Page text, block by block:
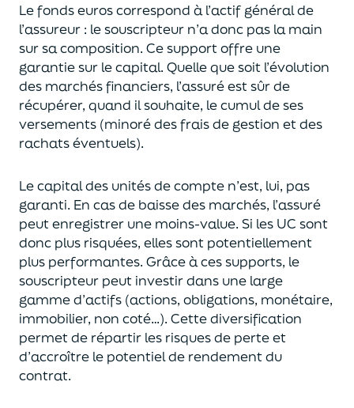
Le fonds euros correspond à l’actif général de
l’assureur : le souscripteur n’a donc pas la main
sur sa composition. Ce support offre une
garantie sur le capital. Quelle que soit l’évolution
des marchés financiers, l’assuré est sûr de
récupérer, quand il souhaite, le cumul de ses
versements (minoré des frais de gestion et des
rachats éventuels).
Le capital des unités de compte n’est, lui, pas
garanti. En casde baisse des marchés, l’assuré
peut enregistrer une moins-value. Si les UC sont
donc plus risquées, elles sont potentiellement
plus performantes. Grâce à ces supports, le
souscripteur peut investir dans une large
gamme d’actifs (actions, obligations, monétaire,
immobilier, non coté…). Cette diversification
permet de répartir les risques de perte et
d’accroître le potentielde rendement du
contrat.